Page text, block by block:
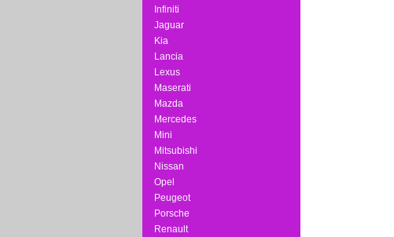
Infiniti
Jaguar
Kia
Lancia
Lexus
Maserati
Mazda
Mercedes
Mini
Mitsubishi
Nissan
Opel
Peugeot
Porsche
Renault